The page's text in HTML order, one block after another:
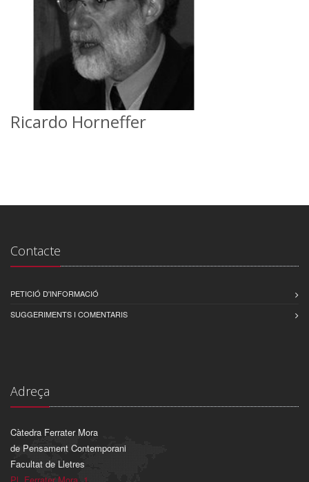
Ricardo Horneffer
Contacte
PETICIÓ D'INFORMACIÓ
SUGGERIMENTS I COMENTARIS
Adreça
Càtedra Ferrater Mora
de Pensament Contemporani
Facultat de Lletres